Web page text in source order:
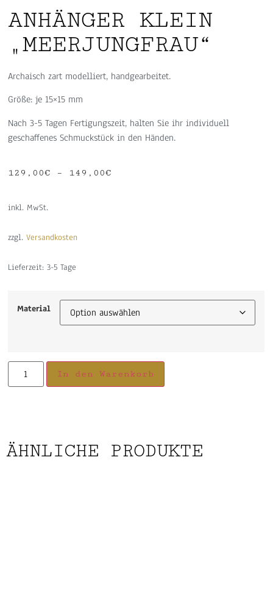
ANHÄNGER KLEIN
„MEERJUNGFRAU“
Archaisch zart modelliert, handgearbeitet.
Größe: je 15×15 mm
Nach 3-5 Tagen Fertigungszeit, halten Sie ihr individuell
geschaffenes Schmuckstück in den Händen.
129,00€ – 149,00€
inkl. MwSt.
zzgl.Versandkosten
Lieferzeit:3-5 Tage
Material
In den Warenkorb
ÄHNLICHE PRODUKTE